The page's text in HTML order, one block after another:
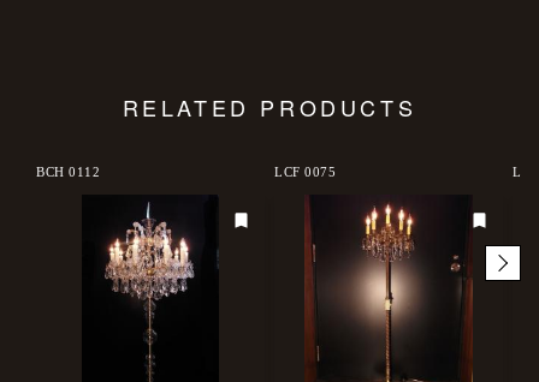
RELATED PRODUCTS
BCH 0112 LCF 0075